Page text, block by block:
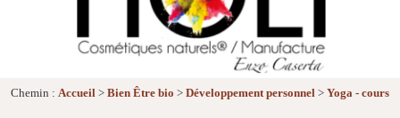
Chemin : Accueil > Bien Être bio > Développement personnel > Yoga - cours